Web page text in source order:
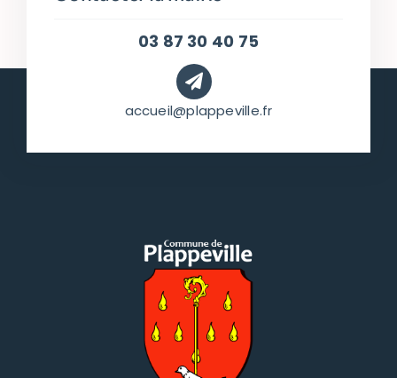
03 87 30 40 75
accueil@plappeville.fr